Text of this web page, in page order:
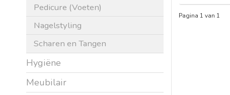
Pedicure (Voeten)
Nagelstyling
Scharen en Tangen
Hygiëne
Meubilair
Pagina 1 van 1